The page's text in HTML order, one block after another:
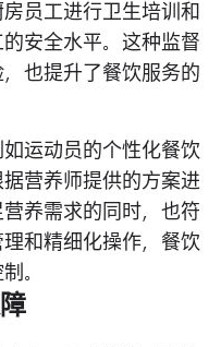
员工进行卫生培训和
安全水平。这种监督
也提升了餐饮服务的
运动员的个性化餐饮
营养师提供的方案进
养需求的同时，也符
和精细化操作，餐饮
。